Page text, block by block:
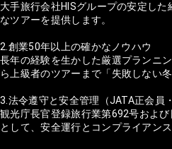
大手旅行会社HISグループの安定し
なツアーを提供します。
2.創業50年以上の確かなノウハウ
長年の経験を生かした厳選プランニ
ら上級者のツアーまで「失敗しない
3.法令遵守と安全管理（JATA正会員
観光庁長官登録旅行業第692号およ
として、安全運行とコンプライアン